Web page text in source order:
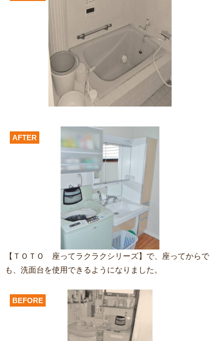
AFTER
【ＴＯＴＯ 座ってラクラクシリーズ】で、座ってからで
も、洗面台を使用できるようになりました。
BEFORE